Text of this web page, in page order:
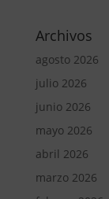
Archivos
agosto 2026
julio 2026
junio 2026
mayo 2026
abril 2026
marzo 2026